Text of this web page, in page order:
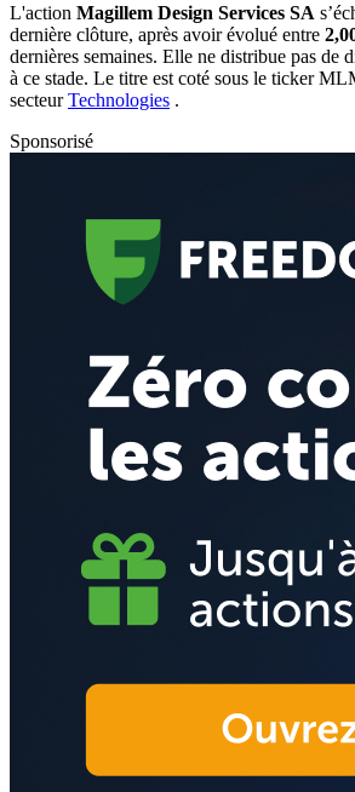
L'action Magillem Design Services SA
dernière clôture, après avoir évolué entre
dernières semaines. Elle ne distribue pas de
à ce stade. Le titre est coté sous le ticker
secteurTechnologies .
Sponsorisé